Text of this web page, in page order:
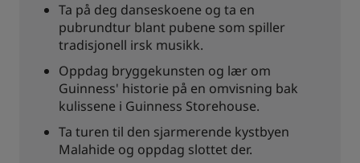
Ta på deg danseskoene og ta en
pubrundtur blant pubene som spiller
tradisjonell irsk musikk.
Oppdag bryggekunsten og lær om
Guinness' historie på en omvisning bak
kulissene i Guinness Storehouse.
Ta turen til den sjarmerende kystbyen
Malahide og oppdag slottet der.